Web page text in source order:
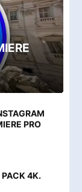
PRO
PACK 4K.